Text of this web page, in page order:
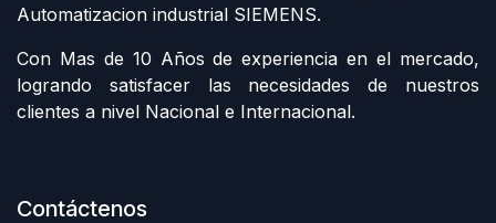
Automatizacion industrial SIEMENS.
Con Mas de 10 Años de experiencia en el mercado,
logrando satisfacer las necesidades de nuestros
clientes a nivel Nacional e Internacional.
Contáctenos